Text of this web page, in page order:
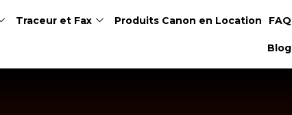
Traceur et Fax Produits Canon en Location FAQ
Blog